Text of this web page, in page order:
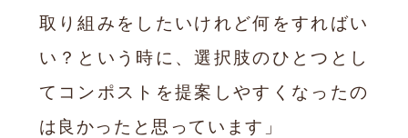
取り組みをしたいけれど何をすればい
い？という時に、選択肢のひとつとし
てコンポストを提案しやすくなったの
は良かったと思っています」